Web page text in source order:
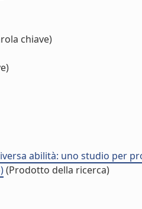
chiave)
abilità: uno studio per
(Prodotto della ricerca)